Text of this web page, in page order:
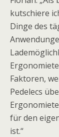
kutschiere
Dinge des
Faktoren,
Pedelecs
für den
ist.“